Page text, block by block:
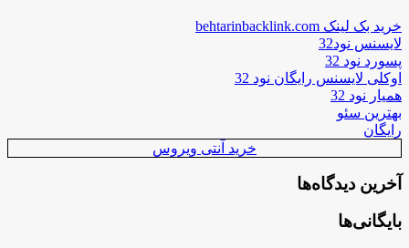
خرید بک لینک behtarinbacklink.com
لایسنس نود32
پسورد نود 32
اوکلی لایسنس رایگان نود 32
همیار نود 32
بهترین سئو
رایگان
خرید آنتی ویروس
آخرین دیدگاه‌ها
بایگانی‌ها